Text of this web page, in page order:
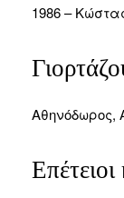
1986 –
Αθηνόδωρος,